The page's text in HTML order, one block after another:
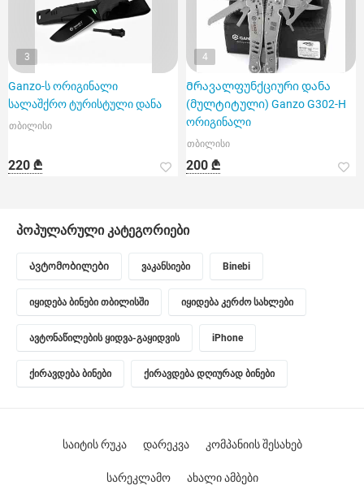
3
Ganzo-ს ორიგინალი
სალაშქრო ტურისტული დანა
თბილისი
220 ₾
4
Მრავალფუნქციური დანა
(მულტიტული) Ganzo G302-H
ორიგინალი
თბილისი
200 ₾
პოპულარული კატეგორიები
Ავტომობილები ვაკანსიები Binebi
იყიდება ბინები თბილისში იყიდება კერძო სახლები
ავტონაწილების ყიდვა-გაყიდვის iPhone
ქირავდება ბინები ქირავდება დღიურად ბინები
საიტის რუკა დარეკვა კომპანიის შესახებ
სარეკლამო ახალი ამბები